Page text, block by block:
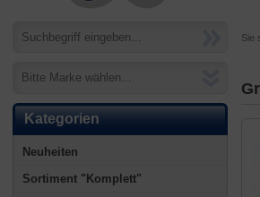
Bitte Marke wählen...
Kategorien
Neuheiten
Sortiment "Komplett"
Sie